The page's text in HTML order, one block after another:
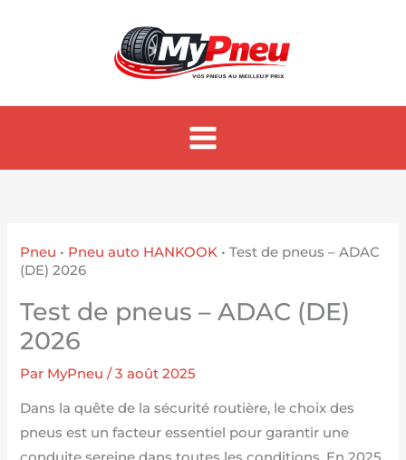
Pneu • Pneu auto HANKOOK •Test de pneus – ADAC
(DE) 2026
Test de pneus – ADAC (DE)
2026
Par MyPneu/3 août 2025
Dans la quête de la sécurité routière, le choix des
pneus est un facteur essentiel pour garantir une